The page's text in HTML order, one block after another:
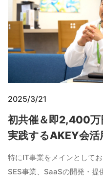
2025/3/21
初共催＆即2,400万
実践するAKEY会活
特にIT事業をメインとして
SES事業、SaaSの開発・提